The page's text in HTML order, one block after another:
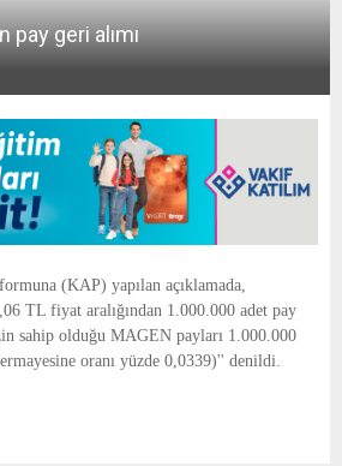
pay geri alımı
(KAP) yapılan açıklamada,
TL fiyat aralığından 1.000.000 adet pay
sahip olduğu MAGEN payları 1.000.000
oranı yüzde 0,0339)'' denildi.